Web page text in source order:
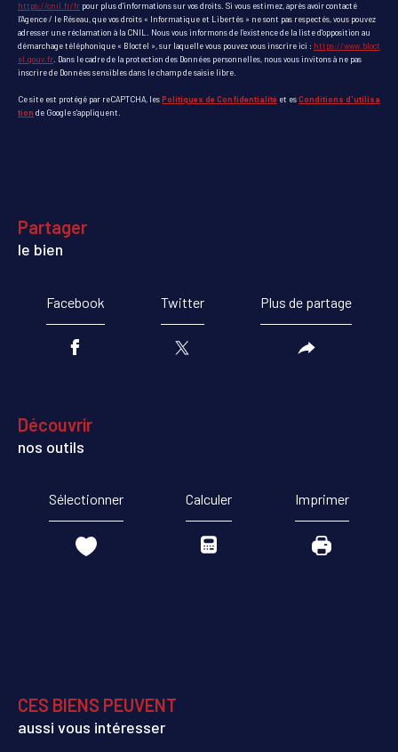
https://cnil.fr/fr pour plus d’informations sur vos droits. Si vous estimez, après avoir contacté
l'Agence / le Réseau, que vos droits « Informatique et Libertés » ne sont pas respectés, vous pouvez
adresser une réclamation à la CNIL. Nous vous informons de l’existence de la liste d'opposition au
démarchage téléphonique « Bloctel », sur laquelle vous pouvez vous inscrire ici : https://www.bloct
el.gouv.fr . Dans le cadre de la protection des Données personnelles, nous vous invitons à ne pas
inscrire de Données sensibles dans le champ de saisie libre.
Ce site est protégé par reCAPTCHA, lesPolitiques de Confidentialité et esConditions d'utilisa
tion de Google s'appliquent.
partager
le bien
Facebook Twitter Plus de partage
découvrir
nos outils
Sélectionner Calculer Imprimer
CES BIENS PEUVENT
aussi vous intéresser